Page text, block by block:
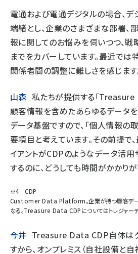
電通および電通デジタルの場合、デ
端緒とし、企業のさまざまな部署、
報に関してのお悩みを伺いつつ、
までをカバーしています。最近では
関係者間の調整に難しさを感じます
山森 私たちが提供する「
顧客情報を含めたあらゆるデータ
データ基盤ですので、「個人情報の
要項目と考えています。その前提で
イアントがCDPのようなデータ活用
するのに、どうしても時間がかかり
※4 CDP
Customer Data Platform。企業が持つ顧客デー
なる。Treasure Data CDPについてはトレジャー
今井 Treasure Data CDP自体は
すから、オンプレミス（自社設備と